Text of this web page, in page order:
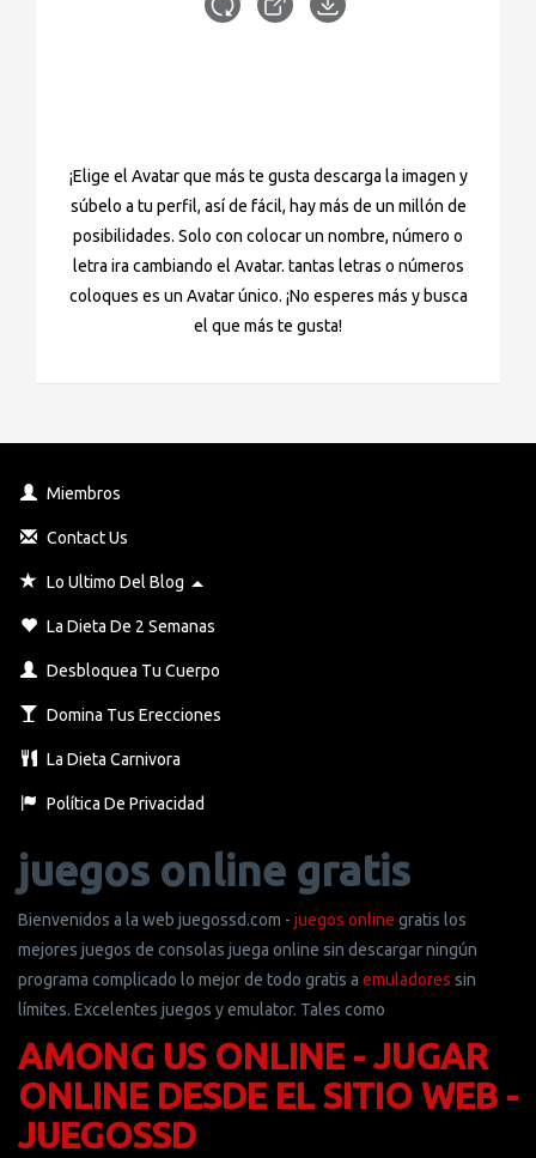
¡Elige el Avatar que más te gusta descarga la imagen y
súbelo a tu perfil, así de fácil, hay más de un millón de
posibilidades. Solo con colocar un nombre, número o
letra ira cambiando el Avatar. tantas letras o números
coloques es un Avatar único. ¡No esperes más y busca
el que más te gusta!
Miembros
Contact Us
Lo Ultimo Del Blog
La Dieta De 2 Semanas
Desbloquea Tu Cuerpo
Domina Tus Erecciones
La Dieta Carnivora
Política De Privacidad
juegos online gratis
Bienvenidos a la web juegossd.com - juegos online gratis los
mejores juegos de consolas juega online sin descargar ningún
programa complicado lo mejor de todo gratis a emuladores sin
límites. Excelentes juegos y emulator. Tales como
AMONG US ONLINE - JUGAR
ONLINE DESDE EL SITIO WEB -
JUEGOSSD